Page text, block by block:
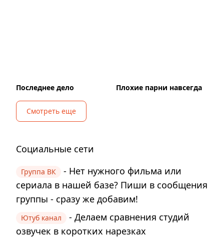
Последнее дело Плохие парни навсегда
Смотреть еще
Социальные сети
Группа ВК
- Нет нужного фильма или
сериала в нашей базе? Пиши в сообщения
группы - сразу же добавим!
Ютуб канал
- Делаем сравнения студий
озвучек в коротких нарезках